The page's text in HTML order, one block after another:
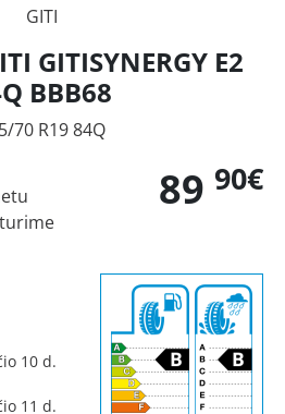
GITI
GITISYNERGY E2
BBB68
70 R19 84Q
89 90€
10 d.
11 d.